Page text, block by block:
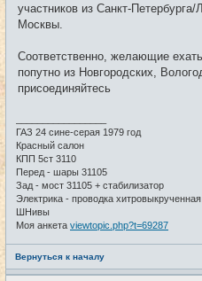
участников из Санкт-
Москвы.
Соответственно, желающие
попутно из Новгородских,
присоединяйтесь
ГАЗ 24 сине-серая 1979 год
Красный салон
КПП 5ст 3110
Перед - шары 31105
Зад - мост 31105 + стабилизатор
Электрика - проводка
ШНивы
Моя анкета viewtopic.php?t=69287
Вернуться к началу